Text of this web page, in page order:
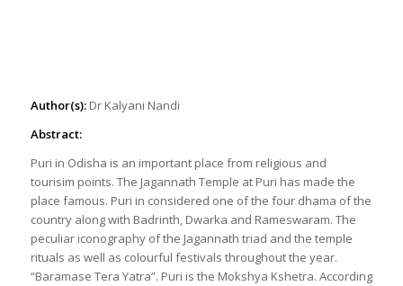
Author(s):Dr Kalyani Nandi
Abstract:
Puri in Odisha is an important place from religious and
tourisim points. The Jagannath Temple at Puri has made the
place famous. Puri in considered one of the four dhama of the
country along with Badrinth, Dwarka and Rameswaram. The
peculiar iconography of the Jagannath triad and the temple
rituals as well as colourful festivals throughout the year.
“Baramase Tera Yatra”. Puri is the Mokshya Kshetra. According